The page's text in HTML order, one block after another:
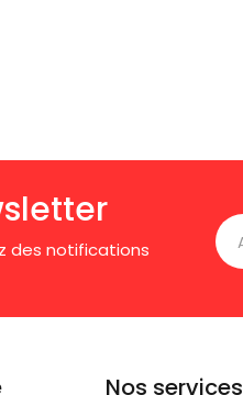
des notifications
Nos services